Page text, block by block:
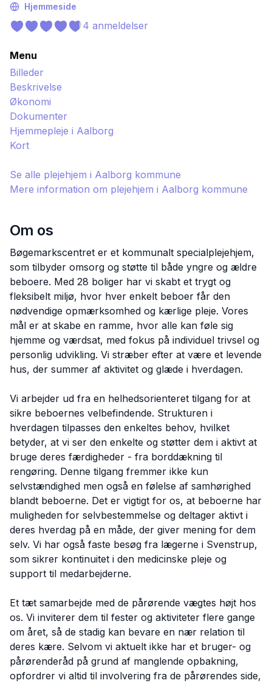
Hjemmeside
4 anmeldelser
Menu
Billeder
Beskrivelse
Økonomi
Dokumenter
Hjemmepleje i Aalborg
Kort
Se alle plejehjem i Aalborg kommune
Mere information om plejehjem i Aalborg kommune
Om os
Bøgemarkscentret er et kommunalt specialplejehjem,
som tilbyder omsorg og støtte til både yngre og ældre
beboere. Med 28 boliger har vi skabt et trygt og
fleksibelt miljø, hvor hver enkelt beboer får den
nødvendige opmærksomhed og kærlige pleje. Vores
mål er at skabe en ramme, hvor alle kan føle sig
hjemme og værdsat, med fokus på individuel trivsel og
personlig udvikling. Vi stræber efter at være et levende
hus, der summer af aktivitet og glæde i hverdagen.
Vi arbejder ud fra en helhedsorienteret tilgang for at
sikre beboernes velbefindende. Strukturen i
hverdagen tilpasses den enkeltes behov, hvilket
betyder, at vi ser den enkelte og støtter dem i aktivt at
bruge deres færdigheder - fra borddækning til
rengøring. Denne tilgang fremmer ikke kun
selvstændighed men også en følelse af samhørighed
blandt beboerne. Det er vigtigt for os, at beboerne har
muligheden for selvbestemmelse og deltager aktivt i
deres hverdag på en måde, der giver mening for dem
selv. Vi har også faste besøg fra lægerne i Svenstrup,
som sikrer kontinuitet i den medicinske pleje og
support til medarbejderne.
Et tæt samarbejde med de pårørende vægtes højt hos
os. Vi inviterer dem til fester og aktiviteter flere gange
om året, så de stadig kan bevare en nær relation til
deres kære. Selvom vi aktuelt ikke har et bruger- og
pårørenderåd på grund af manglende opbakning,
opfordrer vi altid til involvering fra de pårørendes side,